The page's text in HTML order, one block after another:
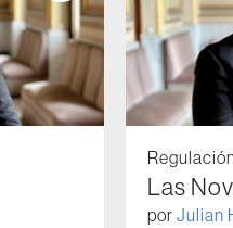
Las
por Julian